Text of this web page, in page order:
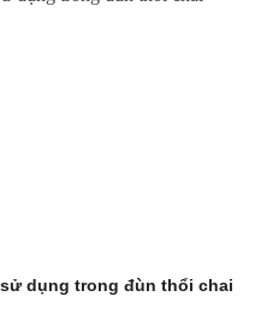
dụng trong đùn thổi chai